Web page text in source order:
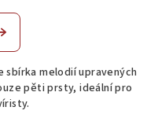
sbírka melodií upravených
pěti prsty, ideální pro